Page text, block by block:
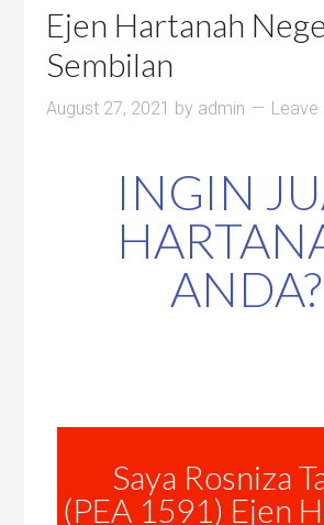
Ejen Hartanah
Sembilan
August 27, 2021 by admin Leave
INGIN
ANDA?
Saya Rosniza
(PEA 1591) Ejen